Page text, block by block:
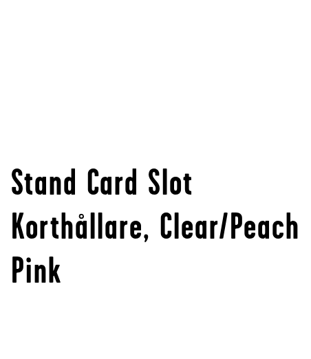
Stand Card Slot
Korthållare, Clear/Peach
Pink